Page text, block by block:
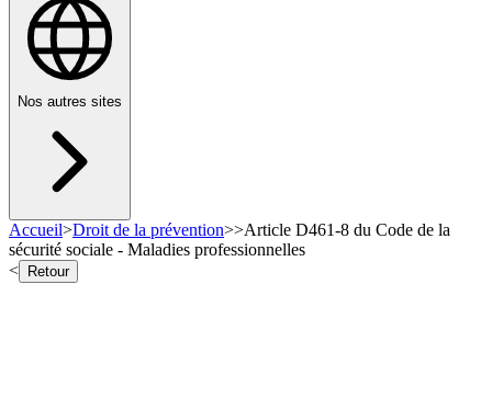
Nos autres sites
Accueil>Droit de la prévention>>Article D461-8 du Code de la
sécurité sociale - Maladies professionnelles
<
Retour